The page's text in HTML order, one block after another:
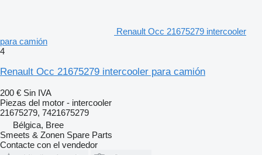
Renault Occ 21675279 intercooler
para camión
4
Renault Occ 21675279 intercooler para camión
200 € Sin IVA
Piezas del motor - intercooler
21675279, 7421675279
Bélgica, Bree
Smeets & Zonen Spare Parts
Contacte con el vendedor